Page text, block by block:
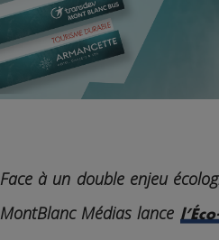
Face à un double enjeu
MontBlanc Médias lance